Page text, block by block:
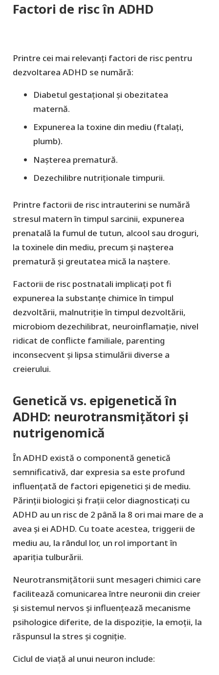
Factori de risc în ADHD
Printre cei mai relevanți factori de risc pentru
dezvoltarea ADHD se numără:
Diabetul gestațional și obezitatea
maternă.
Expunerea la toxine din mediu (ftalați,
plumb).
Nașterea prematură.
Dezechilibre nutriționale timpurii.
Printre factorii de risc intrauterini se numără
stresul matern în timpul sarcinii, expunerea
prenatală la fumul de tutun, alcool sau droguri,
la toxinele din mediu, precum și nașterea
prematură și greutatea mică la naștere.
Factorii de risc postnatali implicați pot fi
expunerea la substanțe chimice în timpul
dezvoltării, malnutriție în timpul dezvoltării,
microbiom dezechilibrat, neuroinflamație, nivel
ridicat de conflicte familiale, parenting
inconsecvent și lipsa stimulării diverse a
creierului.
Genetică vs. epigenetică în
ADHD: neurotransmițători și
nutrigenomică
În ADHD există o componentă genetică
semnificativă, dar expresia sa este profund
influențată de factori epigenetici și de mediu.
Părinții biologici și frații celor diagnosticați cu
ADHD au un risc de 2 până la 8 ori mai mare de a
avea și ei ADHD. Cu toate acestea, triggerii de
mediu au, la rândul lor, un rol important în
apariția tulburării.
Neurotransmițătorii sunt mesageri chimici care
facilitează comunicarea între neuronii din creier
și sistemul nervos și influențează mecanisme
psihologice diferite, de la dispoziție, la emoții, la
răspunsul la stres și cogniție.
Ciclul de viață al unui neuron include: